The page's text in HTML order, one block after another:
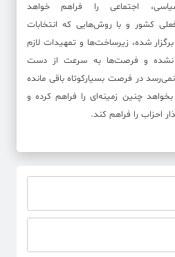
اجتماعی را فراهم خواهد
کشور و با روش‌هایی که انتخابات
شده، زیرساخت‌ها و تمهیدات لازم
نشده و فرصت‌ها به سرعت از دست
در فرصت بسیارکوتاه باقی مانده
چنین زمینه‌ای را فراهم کرده و
احزاب را فراهم کند.